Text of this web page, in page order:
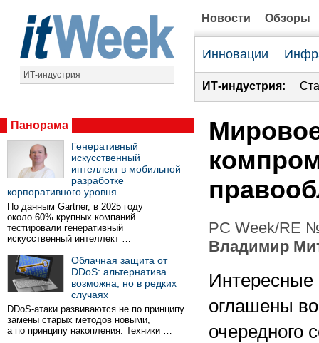
ИТ-индустрия
Новости Обзоры
Инновации
ИТ-индустрия:
Панорама
Генеративный
искусственный
интеллект в мобильной
разработке
корпоративного уровня
По данным Gartner, в 2025 году
около 60% крупных компаний
тестировали генеративный
искусственный интеллект …
Облачная защита от
DDoS: альтернатива
возможна, но в редких
случаях
DDoS-атаки развиваются не по принципу
замены старых методов новыми,
а по принципу накопления. Техники …
PC Week/RE
Владимир
оглашены
очередного